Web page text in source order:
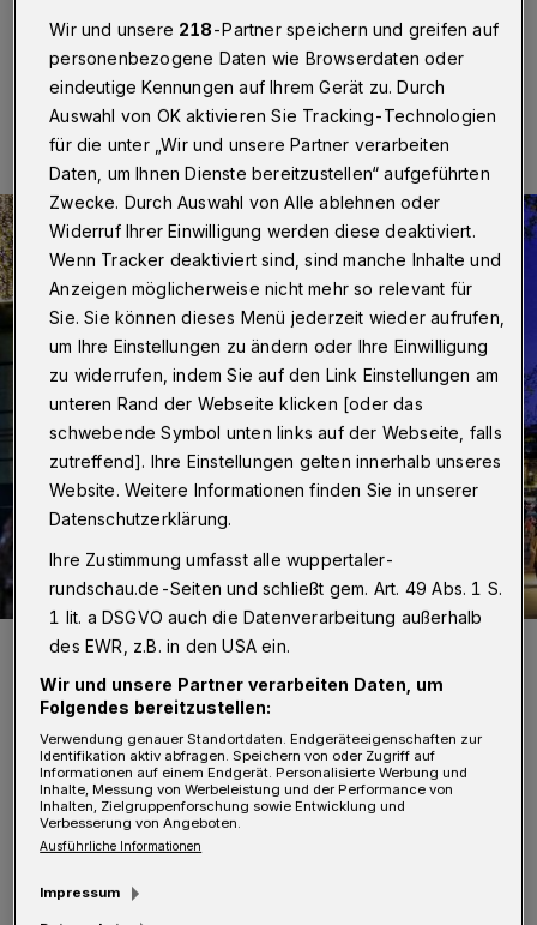
22.12.2024 , 09:00 Uhr Eine Minute Lesezeit
Die Elberfelder City im Dezember (Archivbild).
„Das Weihnachtsgeschäft ist in diesem Jahr
zunächst mit vielen Aktionstagen im Handel
gut gestartet. In der zweiten und dritten
Wir und unsere 218-Partner speichern und greifen auf
personenbezogene Daten wie Browserdaten oder
eindeutige Kennungen auf Ihrem Gerät zu. Durch
Auswahl von OK aktivieren Sie Tracking-Technologien
für die unter „Wir und unsere Partner verarbeiten
Daten, um Ihnen Dienste bereitzustellen“ aufgeführten
Zwecke. Durch Auswahl von Alle ablehnen oder
Widerruf Ihrer Einwilligung werden diese deaktiviert.
Wenn Tracker deaktiviert sind, sind manche Inhalte und
Anzeigen möglicherweise nicht mehr so relevant für
Sie. Sie können dieses Menü jederzeit wieder aufrufen,
um Ihre Einstellungen zu ändern oder Ihre Einwilligung
zu widerrufen, indem Sie auf den Link Einstellungen am
unteren Rand der Webseite klicken [oder das
schwebende Symbol unten links auf der Webseite, falls
zutreffend]. Ihre Einstellungen gelten innerhalb unseres
Website. Weitere Informationen finden Sie in unserer
Datenschutzerklärung.
Ihre Zustimmung umfasst alle wuppertaler-
rundschau.de-Seiten und schließt gem. Art. 49 Abs. 1 S.
1 lit. a DSGVO auch die Datenverarbeitung außerhalb
des EWR, z.B. in den USA ein.
Wir und unsere Partner verarbeiten Daten, um
Folgendes bereitzustellen:
Verwendung genauer Standortdaten. Endgeräteeigenschaften zur
Identifikation aktiv abfragen. Speichern von oder Zugriff auf
Informationen auf einem Endgerät. Personalisierte Werbung und
Inhalte, Messung von Werbeleistung und der Performance von
Inhalten, Zielgruppenforschung sowie Entwicklung und
Verbesserung von Angeboten.
Ausführliche Informationen
Impressum